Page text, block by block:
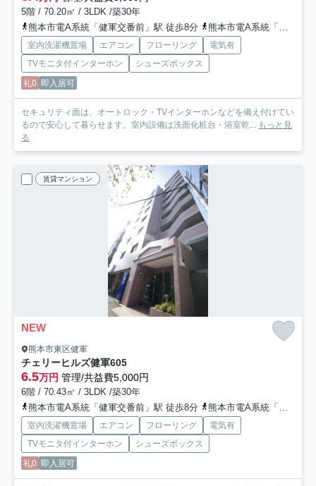
5階 / 70.20㎡ / 3LDK /築30年
熊本市電A系統「健軍交番前」駅 徒歩8分
熊本市電A系統「健軍町」駅 徒歩8分
室内洗濯機置場 エアコン フローリング
電気有
TVモニタ付インターホン
シューズボックス
礼0 即入居可
セキュリティ面は、オートロック・TVインターホンなどを備え付けてい
るので安心して暮らせます。室内設備は洗面化粧台・浴室乾... もっと見
る
賃貸マンション
NEW
熊本市東区健軍
チェリーヒルズ健軍605
6.5万円 管理/共益費5,000円
6階 / 70.43㎡ / 3LDK /築30年
熊本市電A系統「健軍交番前」駅 徒歩8分
熊本市電A系統「健軍町」駅 徒歩8分
室内洗濯機置場 エアコン フローリング
電気有
TVモニタ付インターホン
シューズボックス
礼0 即入居可